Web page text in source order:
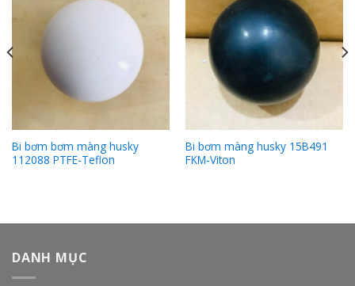
Bi bơm bơm màng husky
112088 PTFE-Teflon
Bi bơm màng husky 15B491
FKM-Viton
DANH MỤC